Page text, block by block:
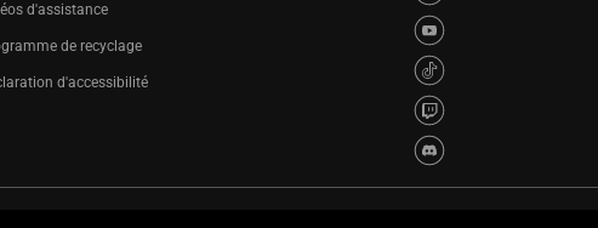
d'assistance
de recyclage
d'accessibilité